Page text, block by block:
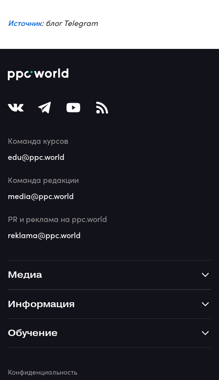
Источник: блог Telegram
Медиа
Информация
Обучение
Команда курсов
edu@ppc.world
Команда редакции
media@ppc.world
PR и реклама на ppc.world
reklama@ppc.world
Конфиденциальность